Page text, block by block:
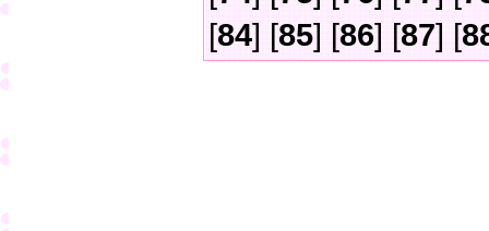
[84] [85] [86] [87] [